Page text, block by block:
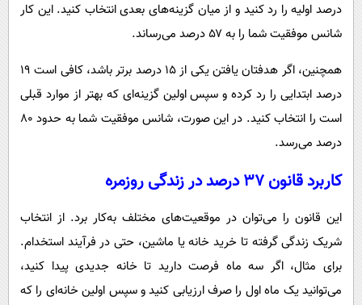
درصد اولیه را رد کنید و از میان گزینه‌های بعدی انتخاب کنید. این کار
شانس موفقیت شما را به ۵۷ درصد می‌رساند.
همچنین، اگر هدفتان یافتن یکی از ۱۵ درصد برتر باشد، کافی است ۱۹
درصد ابتدایی را رد کرده و سپس اولین گزینه‌ای که بهتر از موارد قبلی
است را انتخاب کنید. در این صورت، شانس موفقیت شما به حدود ۸۰
درصد می‌رسد.
کاربرد قانون ۳۷ درصد در زندگی روزمره
این قانون را می‌توان در موقعیت‌های مختلف به‌کار برد. از انتخاب
شریک زندگی گرفته تا خرید خانه یا ماشین، حتی در فرآیند استخدام.
برای مثال، اگر سه ماه فرصت دارید تا خانه جدیدی پیدا کنید،
می‌توانید یک ماه اول را صرف ارزیابی کنید و سپس اولین خانه‌ای را که